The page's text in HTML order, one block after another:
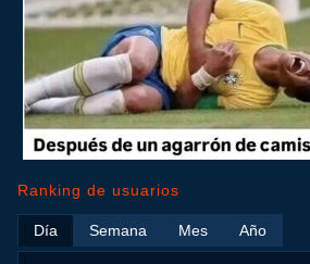
Ranking de usuarios
Día Semana Mes Año